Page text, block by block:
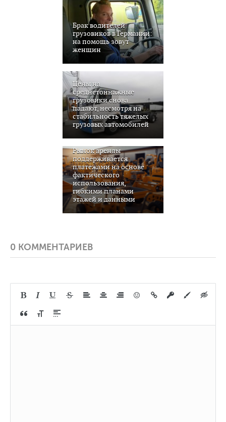
Брак водителей
грузовиков в Германии:
на помощь зовут
женщин
Цены на
среднетоннажные
грузовики снова
падают, несмотря на
стабильность тяжелых
грузовых автомобилей
Рынок аренды
поддерживается
платежами на основе
фактического
использования,
гибкими планами
этажей и данными
0 КОММЕНТАРИЕВ